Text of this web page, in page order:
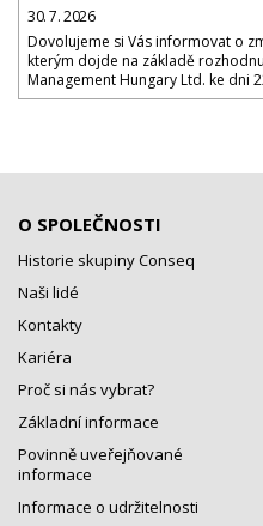
30. 7. 2026
Dovolujeme si Vás informovat o
kterým dojde na základě
Management Hungary Ltd. ke dni
O SPOLEČNOSTI
Historie skupiny Conseq
Naši lidé
Kontakty
Kariéra
Proč si nás vybrat?
Základní informace
Povinně uveřejňované
informace
Informace o udržitelnosti